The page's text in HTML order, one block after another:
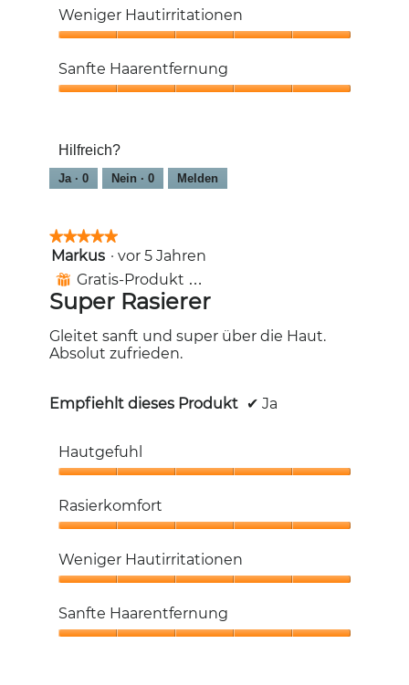
5
von
Weniger Hautirritationen
Hautirritationen,
5
Sanfte Haarentfernung
von
5
Hilfreich?
Ja · 0 Nein · 0 Melden
★★★★★
★★★★★
5
von
Sternen.
Markus · vor 5 Jahren
⊞ Gratis-Produkt erhalten
Super Rasierer
Gleitet sanft und super über die Haut.
Absolut zufrieden.
Empfiehlt dieses Produkt ✔ Ja
Hautgefuhl
5
von
Rasierkomfort
5
von
Weniger Hautirritationen
Hautirritationen,
5
Sanfte Haarentfernung